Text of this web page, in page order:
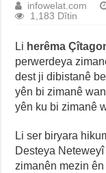
infowelat.com
1,183 Dîtin
Li herêma
perwerdeya
dest ji dibistanê
yên bi zimanê
yên ku bi zimanê
Li ser biryara
Desteya
zimanên mezin